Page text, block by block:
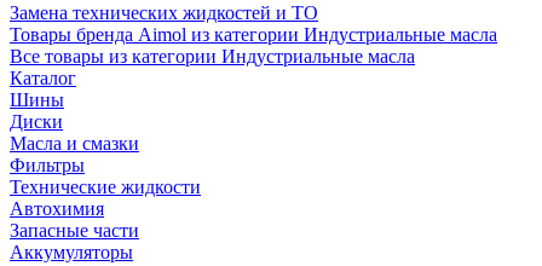
Замена технических жидкостей и ТО
Товары бренда Aimol из категории Индустриальные масла
Все товары из категории Индустриальные масла
Каталог
Шины
Диски
Масла и смазки
Фильтры
Технические жидкости
Автохимия
Запасные части
Аккумуляторы